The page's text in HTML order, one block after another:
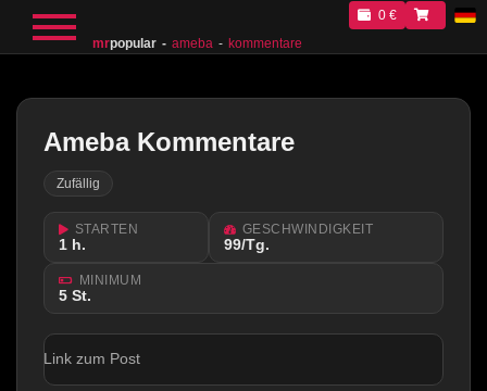
mrpopular ameba kommentare
0 €
Ameba Kommentare
Zufällig
STARTEN
1 h.
GESCHWINDIGKEIT
99/Tg.
MINIMUM
5 St.
Link zum Post